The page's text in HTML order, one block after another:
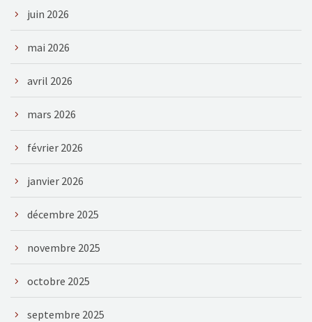
juin 2026
mai 2026
avril 2026
mars 2026
février 2026
janvier 2026
décembre 2025
novembre 2025
octobre 2025
septembre 2025